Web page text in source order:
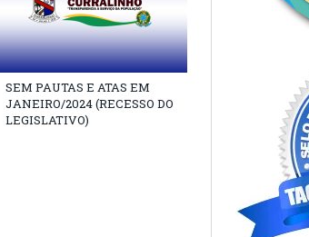
SEM PAUTAS E ATAS EM
JANEIRO/2024 (RECESSO DO
LEGISLATIVO)